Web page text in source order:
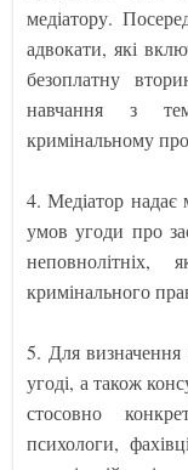
медіатору.
адвокати, які
безоплатну
навчання з
кримінальному
4. Медіатор надає
умов угоди про
кримінального
5. Для визначення
угоді, а також
стосовно
психологи,